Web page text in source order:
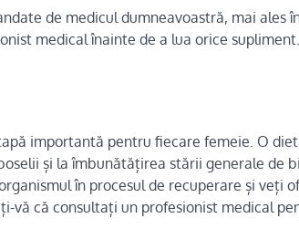
de medicul dumneavoastră, mai ales
medical înainte de a lua orice supliment.
importantă pentru fiecare femeie. O
și la îmbunătățirea stării generale de
în procesul de recuperare și veți
vă că consultați un profesionist medical